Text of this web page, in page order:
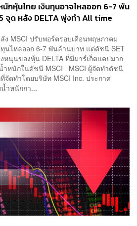
กหุ้นไทย เงินทุนอาจไหลออก 6-7 พัน
จุด หลัง DELTA พุ่งทำ All time
MSCI ปรับพอร์ตรอบเดือนพฤษภาคม
ทุนไหลออก 6-7 พันล้านบาท แต่ดัชนี SET
หนุนของหุ้น DELTA ที่มีมาร์เก็ตแคปมาก
ำหนักในดัชนี MSCI MSCI ผู้จัดทำดัชนี
จัดทำโดยบริษัท MSCI Inc. ประกาศ
ำหนักกา...